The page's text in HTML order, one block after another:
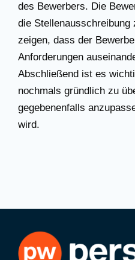
des Bewerbers. Die
die
zeigen, dass der
Anforderungen
Abschließend ist es
nochmals gründlich zu
gegebenenfalls
wird.